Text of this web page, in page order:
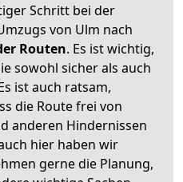
Schritt bei der
von Ulm nach
Routen. Es ist wichtig,
sowohl sicher als auch
ist auch ratsam,
die Route frei von
anderen Hindernissen
hier haben wir
gerne die Planung,